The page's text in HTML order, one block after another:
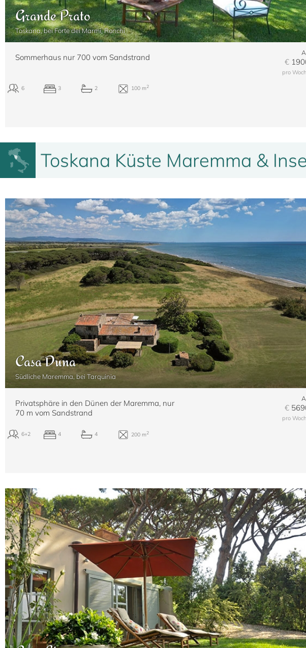
Grande Prato
Toskana, bei Forte dei Marmi, Ronchi
Sommerhaus nur 700 vom Sandstrand €
pro
6 3 2 100 m2
Toskana Küste Maremma &
Casa Duna
Südliche Maremma, bei Tarquinia
Privatsphäre in den Dünen der Maremma, nur
70 m vom Sandstrand
€
pro